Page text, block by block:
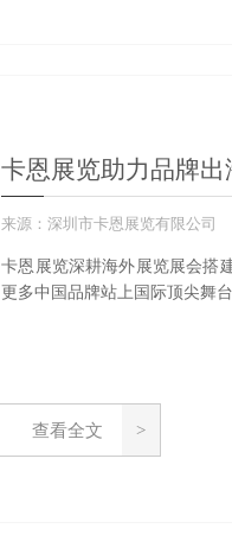
卡恩展览助力品牌出
来源：深圳市卡恩展览有限公司
卡恩展览深耕海外展览展会搭
更多中国品牌站上国际顶尖舞台
查看全文